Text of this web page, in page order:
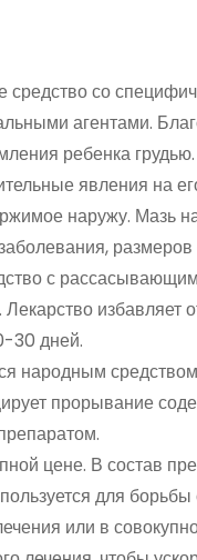
со
агентами.
ребенка
явления на
наружу. Мазь
с
30 дней.
народным
прорывание
цене. В состав
для
или в